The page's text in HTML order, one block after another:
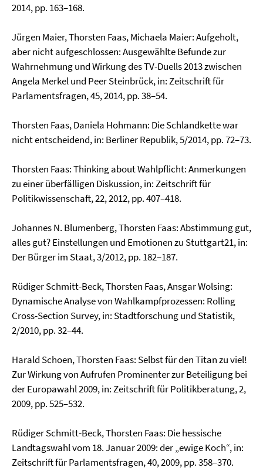
2014, pp. 163–168.
Jürgen Maier, Thorsten Faas, Michaela Maier: Aufgeholt,
aber nicht aufgeschlossen: Ausgewählte Befunde zur
Wahrnehmung und Wirkung des TV-Duells 2013 zwischen
Angela Merkel und Peer Steinbrück, in: Zeitschrift für
Parlamentsfragen, 45, 2014, pp. 38–54.
Thorsten Faas, Daniela Hohmann: Die Schlandkette war
nicht entscheidend, in: Berliner Republik, 5/2014, pp. 72–73.
Thorsten Faas: Thinking about Wahlpflicht: Anmerkungen
zu einer überfälligen Diskussion, in: Zeit­schrift für
Politikwissenschaft, 22, 2012, pp. 407–418.
Johannes N. Blumenberg, Thorsten Faas: Abstimmung gut,
alles gut? Einstellungen und Emotionen zu Stuttgart21, in:
Der Bürger im Staat, 3/2012, pp. 182–187.
Rüdiger Schmitt-Beck, Thorsten Faas, Ansgar Wolsing:
Dynamische Analyse von Wahlkampf­prozessen: Rolling
Cross-Section Survey, in: Stadtforschung und Statistik,
2/2010, pp. 32–44.
Harald Schoen, Thorsten Faas: Selbst für den Titan zu viel!
Zur Wirkung von Aufrufen Prominenter zur Beteiligung bei
der Europawahl 2009, in: Zeitschrift für Politikberatung, 2,
2009, pp. 525–532.
Rüdiger Schmitt-Beck, Thorsten Faas: Die hessische
Landtagswahl vom 18. Januar 2009: der „ewige Koch“, in:
Zeitschrift für Parlamentsfragen, 40, 2009, pp. 358–370.